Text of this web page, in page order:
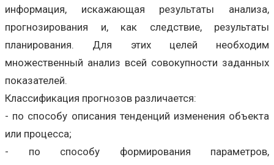
информация, искажающая результаты анализа,
прогнозирования и, как следствие, результаты
планирования. Для этих целей необходим
множественный анализ всей совокупности заданных
показателей.
Классификация прогнозов различается:
- по способу описания тенденций изменения объекта
или процесса;
- по способу формирования параметров,